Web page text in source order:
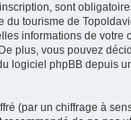
sont
du tourisme de
informations de votre
plus, vous pouvez
logiciel phpBB depuis
(par un chiffrage à